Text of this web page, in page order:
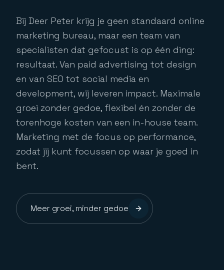
Bij Deer Peter krijg je geen standaard online
marketing bureau, maar een team van
specialisten dat gefocust is op één ding:
resultaat. Van paid advertising tot design
en van SEO tot social media en
development, wij leveren impact. Maximale
groei zonder gedoe, flexibel én zonder de
torenhoge kosten van een in-house team.
Marketing met de focus op performance,
zodat jij kunt focussen op waar je goed in
bent.
Meer groei, minder gedoe